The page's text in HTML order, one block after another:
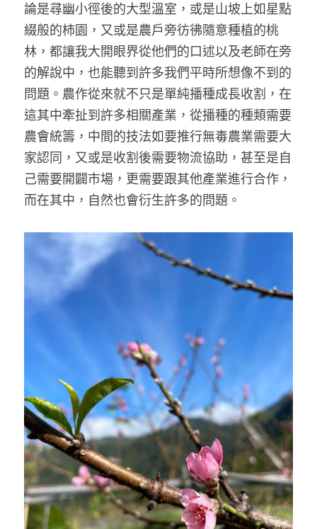
論是尋幽小徑後的大型溫室，或是山坡上如星點
綴般的柿園，又或是農戶旁彷彿隨意種植的桃
林，都讓我大開眼界從他們的口述以及老師在旁
的解說中，也能聽到許多我們平時所想像不到的
問題。農作從來就不只是單純播種成長收割，在
這其中牽扯到許多相關產業，從播種的種類需要
農會統籌，中間的技法如要推行無毒農業需要大
家認同，又或是收割後需要物流協助，甚至是自
己需要開闢市場，更需要跟其他產業進行合作，
而在其中，自然也會衍生許多的問題。